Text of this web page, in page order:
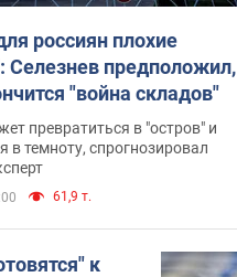
россиян плохие
Селезнев предположил,
"война складов"
превратиться в "остров" и
в темноту, спрогнозировал
61,9 т.
к